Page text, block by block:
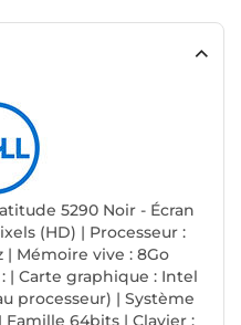
5290 Noir - Écran
(HD) | Processeur :
| Mémoire vive : 8Go
| Carte graphique : Intel
processeur) | Système
64bits | Clavier :